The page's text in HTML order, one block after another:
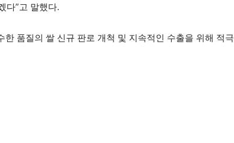
다”고 말했다.
품질의 쌀 신규 판로 개척 및 지속적인 수출을 위해 적극